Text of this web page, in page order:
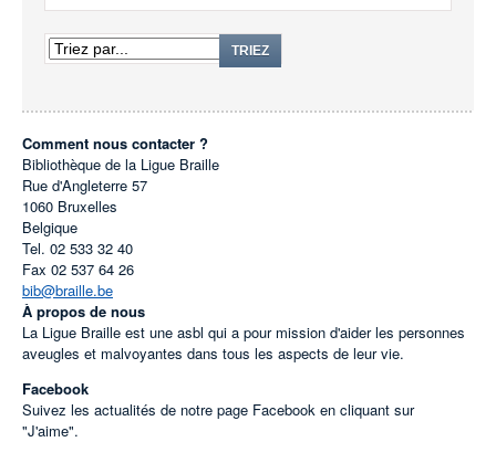
TRIEZ
Comment nous contacter ?
Bibliothèque de la Ligue Braille
Rue d'Angleterre 57
1060 Bruxelles
Belgique
Tel. 02 533 32 40
Fax 02 537 64 26
bib@braille.be
À propos de nous
La Ligue Braille est une asbl qui a pour mission d'aider les personnes
aveugles et malvoyantes dans tous les aspects de leur vie.
Facebook
Suivez les actualités de notre page Facebook en cliquant sur
"J'aime".